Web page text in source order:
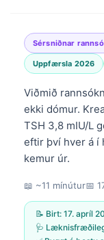
Sérsniðnar
Uppfærsla 2026
Viðmið
ekki dómur.
TSH 3,8 mIU/L
eftir því hver á í
kemur úr.
📖 ~11 mínútur📅
📝 Birt: 17. apríl
🩺